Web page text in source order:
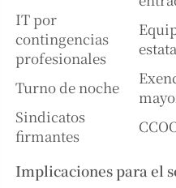
IT por
contingencias
profesionales
Turno de noche
Sindicatos
firmantes
Implicaciones para el